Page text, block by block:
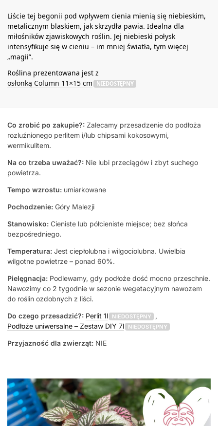
Liście tej begonii pod wpływem cienia mienią się niebieskim,
metalicznym blaskiem, jak skrzydła pawia. Idealna dla
miłośników zjawiskowych roślin. Jej niebieski połysk
intensyfikuje się w cieniu – im mniej światła, tym więcej
„magii”.
Roślina prezentowana jest z
osłonką Column 11×15 cm
NIEDOSTĘPNY
Co zrobić po zakupie?: Zalecamy przesadzenie do podłoża
rozluźnionego perlitem i/lub chipsami kokosowymi,
wermikulitem.
Na co trzeba uważać?: Nie lubi przeciągów i zbyt suchego
powietrza.
Tempo wzrostu: umiarkowane
Pochodzenie: Góry Malezji
Stanowisko: Cieniste lub półcieniste miejsce; bez słońca
bezpośredniego.
Temperatura: Jest ciepłolubna i wilgociolubna. Uwielbia
wilgotne powietrze – ponad 60%.
Pielęgnacja: Podlewamy, gdy podłoże dość mocno przeschnie.
Nawozimy co 2 tygodnie w sezonie wegetacyjnym nawozem
do roślin ozdobnych z liści.
Do czego przesadzić?: Perlit 1l NIEDOSTĘPNY
,
Podłoże uniwersalne – Zestaw DIY 7l
NIEDOSTĘPNY
Przyjazność dla zwierząt: NIE